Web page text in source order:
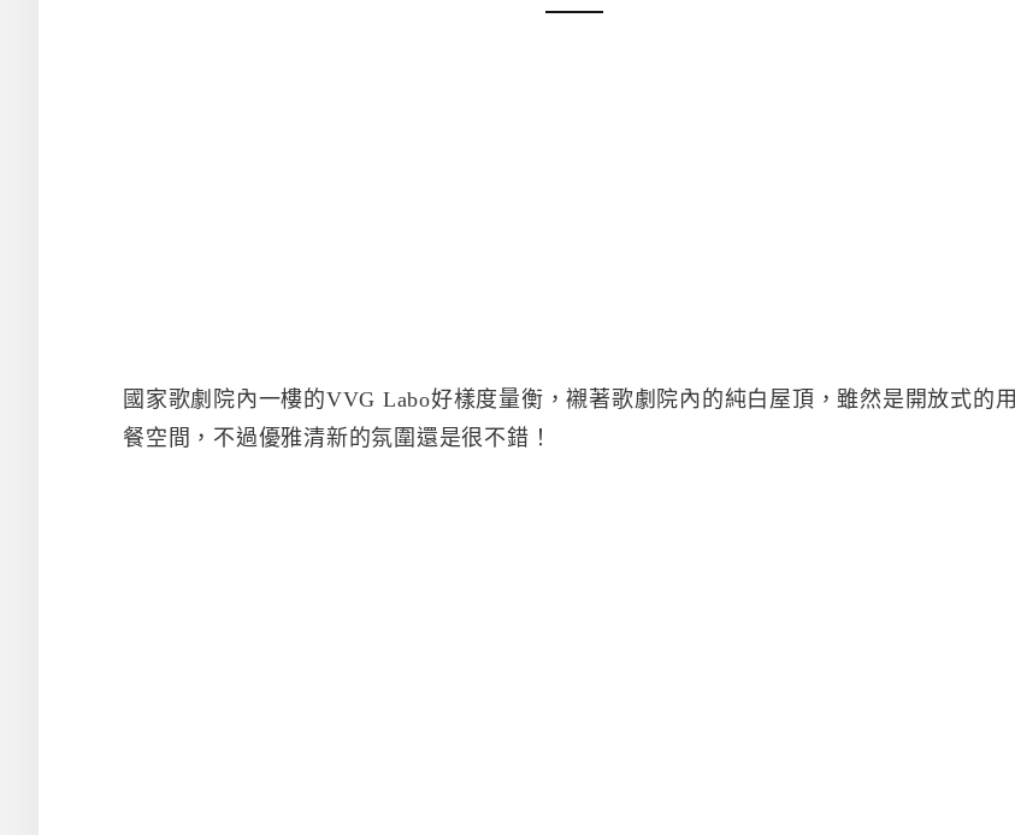
國家歌劇院內一樓的VVG Labo好樣度量衡，襯著歌劇院內的純白屋頂，雖然是開放式的用
餐空間，不過優雅清新的氛圍還是很不錯！